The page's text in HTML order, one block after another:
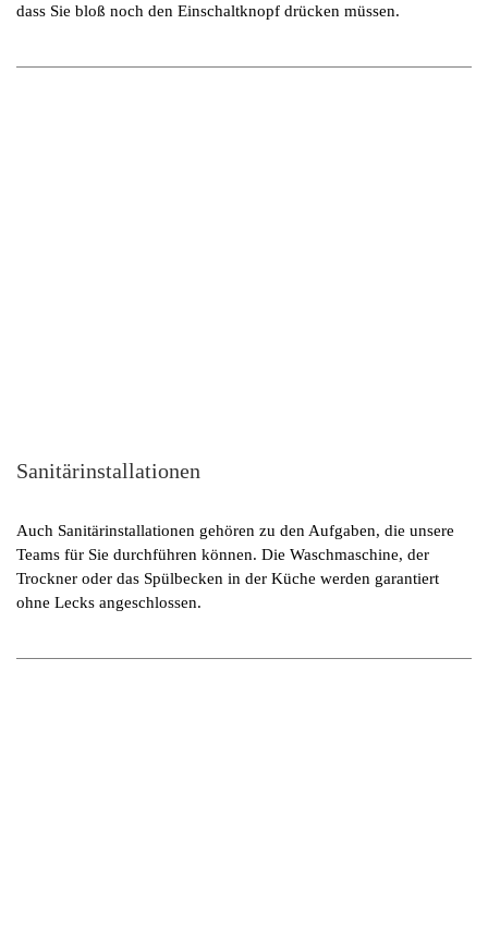
dass Sie bloß noch den Einschaltknopf drücken müssen.
Sanitärinstallationen
Auch Sanitärinstallationen gehören zu den Aufgaben, die unsere
Teams für Sie durchführen können. Die Waschmaschine, der
Trockner oder das Spülbecken in der Küche werden garantiert
ohne Lecks angeschlossen.